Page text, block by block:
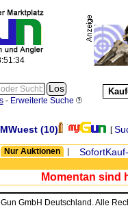
- Erweiterte Suche
(10) [
Nur Auktionen
Momentan sind
GmbH Deutschland. Alle